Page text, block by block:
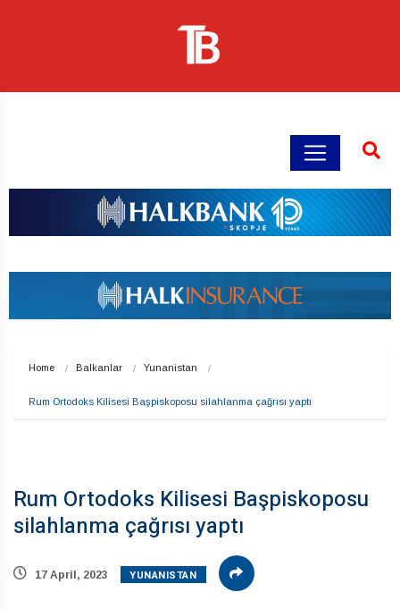
Home Balkanlar Yunanistan
Rum Ortodoks Kilisesi Başpiskoposu silahlanma çağrısı yaptı
Rum Ortodoks Kilisesi Başpiskoposu
silahlanma çağrısı yaptı
17 April, 2023 YUNANISTAN